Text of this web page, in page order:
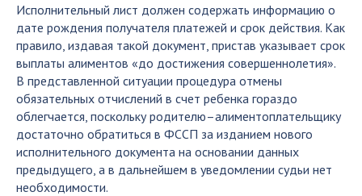
Исполнительный лист должен содержать информацию о
дате рождения получателя платежей и срок действия. Как
правило, издавая такой документ, пристав указывает срок
выплаты алиментов «до достижения совершеннолетия».
В представленной ситуации процедура отмены
обязательных отчислений в счет ребенка гораздо
облегчается, поскольку родителю–алиментоплательщику
достаточно обратиться в ФССП за изданием нового
исполнительного документа на основании данных
предыдущего, а в дальнейшем в уведомлении судьи нет
необходимости.